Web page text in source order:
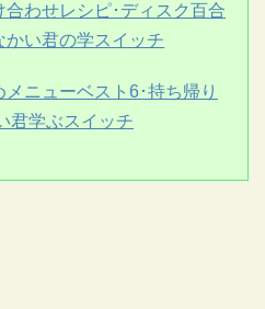
わせレシピ･ディスク百合
い君の学スイッチ
ニューベスト6･持ち帰り
君学ぶスイッチ